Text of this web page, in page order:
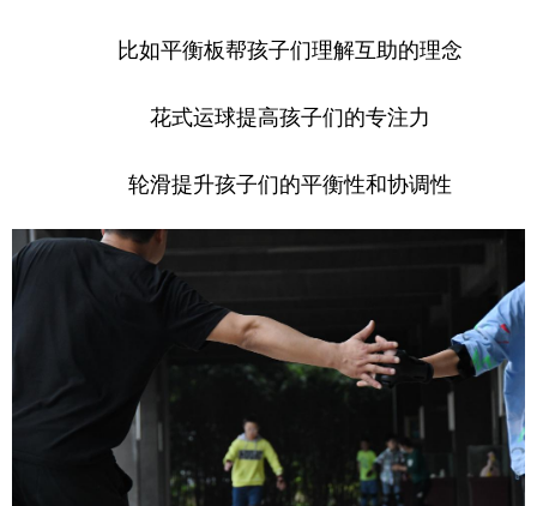
比如平衡板帮孩子们理解互助的理念
花式运球提高孩子们的专注力
轮滑提升孩子们的平衡性和协调性